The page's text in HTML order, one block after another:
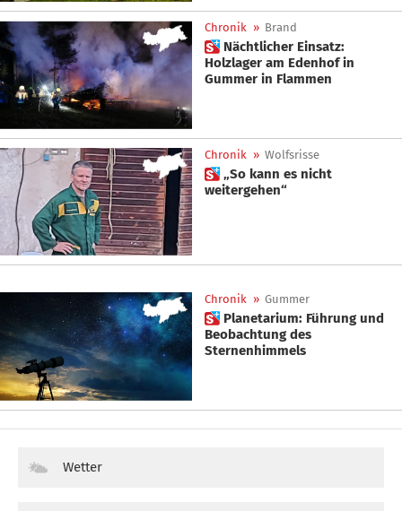
Chronik » Brand
 Nächtlicher Einsatz:
Holzlager am Edenhof in
Gummer in Flammen
Chronik » Wolfsrisse
 „So kann es nicht
weitergehen“
Chronik » Gummer
 Planetarium: Führung und
Beobachtung des
Sternenhimmels
Wetter